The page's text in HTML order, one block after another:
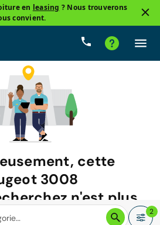
en leasing ? Nous trouverons
convient.
cette
3008
n'est plus
2